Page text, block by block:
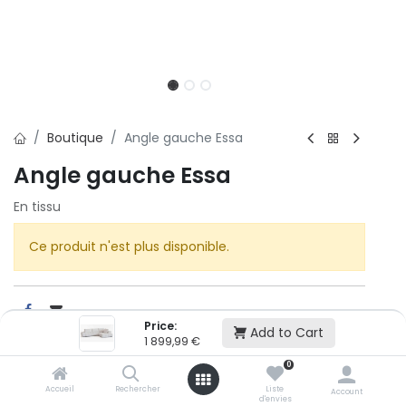
Price:
1 899,99 € Add to Cart
Accueil Rechercher
0
Liste
d'envies
Account
Boutique Angle gauche Essa
Angle gauche Essa
En tissu
Ce produit n'est plus disponible.
Cet article n'est plus disponible.